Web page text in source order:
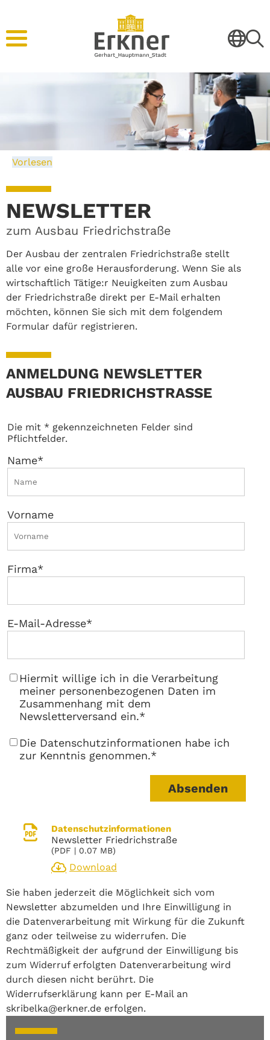
Vorlesen
NEWSLETTER
zum Ausbau Friedrichstraße
Der Ausbau der zentralen Friedrichstraße stellt
alle vor eine große Herausforderung. Wenn Sie als
wirtschaftlich Tätige:r Neuigkeiten zum Ausbau
der Friedrichstraße direkt per E-Mail erhalten
möchten, können Sie sich mit dem folgendem
Formular dafür registrieren.
ANMELDUNG NEWSLETTER
AUSBAU FRIEDRICHSTRASSE
Die mit * gekennzeichneten Felder sind
Pflichtfelder.
Name*
Vorname
Firma*
E-Mail-Adresse*
Hiermit willige ich in die Verarbeitung
meiner personenbezogenen Daten im
Zusammenhang mit dem
Newsletterversand ein.*
Die Datenschutzinformationen habe ich
zur Kenntnis genommen.*
Absenden
Datenschutzinformationen
Newsletter Friedrichstraße
(PDF | 0.07 MB)
Download
Sie haben jederzeit die Möglichkeit sich vom
Newsletter abzumelden und Ihre Einwilligung in
die Datenverarbeitung mit Wirkung für die Zukunft
ganz oder teilweise zu widerrufen. Die
Rechtmäßigkeit der aufgrund der Einwilligung bis
zum Widerruf erfolgten Datenverarbeitung wird
durch diesen nicht berührt. Die
Widerrufserklärung kann per E-Mail an
skribelka@erkner.de erfolgen.